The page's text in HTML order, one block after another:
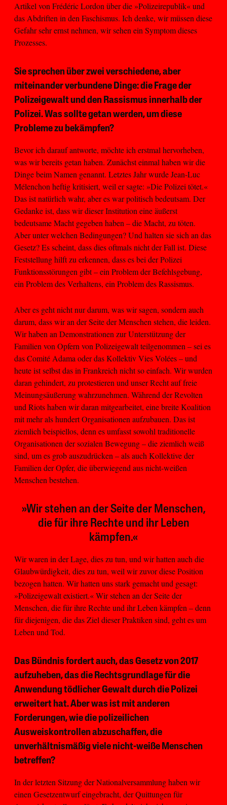
Artikel von Frédéric Lordon über die »Polizeirepublik« und
das Abdriften in den Faschismus. Ich denke, wir müssen diese
Gefahr sehr ernst nehmen, wir sehen ein Symptom dieses
Prozesses.
Sie sprechen über zwei verschiedene, aber
miteinander verbundene Dinge: die Frage der
Polizeigewalt und den Rassismus innerhalb der
Polizei. Was sollte getan werden, um diese
Probleme zu bekämpfen?
Bevor ich darauf antworte, möchte ich erstmal hervorheben,
was wir bereits getan haben. Zunächst einmal haben wir die
Dinge beim Namen genannt. Letztes Jahr wurde Jean-Luc
Mélenchon heftig kritisiert, weil er sagte: »Die Polizei tötet.«
Das ist natürlich wahr, aber es war politisch bedeutsam. Der
Gedanke ist, dass wir dieser Institution eine äußerst
bedeutsame Macht gegeben haben – die Macht, zu töten.
Aber unter welchen Bedingungen? Und halten sie sich an das
Gesetz? Es scheint, dass dies oftmals nicht der Fall ist. Diese
Feststellung hilft zu erkennen, dass es bei der Polizei
Funktionsstörungen gibt – ein Problem der Befehlsgebung,
ein Problem des Verhaltens, ein Problem des Rassismus.
Aber es geht nicht nur darum, was wir sagen, sondern auch
darum, dass wir an der Seite der Menschen stehen, die leiden.
Wir haben an Demonstrationen zur Unterstützung der
Familien von Opfern von Polizeigewalt teilgenommen – sei es
das Comité Adama oder das Kollektiv Vies Volées – und
heute ist selbst das in Frankreich nicht so einfach. Wir wurden
daran gehindert, zu protestieren und unser Recht auf freie
Meinungsäußerung wahrzunehmen. Während der Revolten
und Riots haben wir daran mitgearbeitet, eine breite Koalition
mit mehr als hundert Organisationen aufzubauen. Das ist
ziemlich beispiellos, denn es umfasst sowohl traditionelle
Organisationen der sozialen Bewegung – die ziemlich weiß
sind, um es grob auszudrücken – als auch Kollektive der
Familien der Opfer, die überwiegend aus nicht-weißen
Menschen bestehen.
»Wir stehen an der Seite der Menschen,
die für ihre Rechte und ihr Leben
kämpfen.«
Wir waren in der Lage, dies zu tun, und wir hatten auch die
Glaubwürdigkeit, dies zu tun, weil wir zuvor diese Position
bezogen hatten. Wir hatten uns stark gemacht und gesagt:
»Polizeigewalt existiert.« Wir stehen an der Seite der
Menschen, die für ihre Rechte und ihr Leben kämpfen – denn
für diejenigen, die das Ziel dieser Praktiken sind, geht es um
Leben und Tod.
Das Bündnis fordert auch, das Gesetz von 2017
aufzuheben, das die Rechtsgrundlage für die
Anwendung tödlicher Gewalt durch die Polizei
erweitert hat. Aber was ist mit anderen
Forderungen, wie die polizeilichen
Ausweiskontrollen abzuschaffen, die
unverhältnismäßig viele nicht-weiße Menschen
betreffen?
In der letzten Sitzung der Nationalversammlung haben wir
einen Gesetzentwurf eingebracht, der Quittungen für